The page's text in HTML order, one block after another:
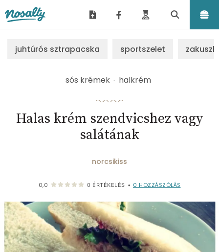
juhtúrós sztrapacska sportszelet
sós krémek halkrém
Halas krém szendvicshez vagy
salátának
norcsikiss
0,0 0 ÉRTÉKELÉS • 0 HOZZÁSZÓLÁS